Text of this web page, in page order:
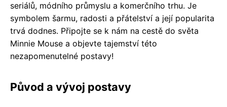
seriálů, módního průmyslu a komerčního trhu. Je
symbolem šarmu, radosti a přátelství a její popularita
trvá dodnes. Připojte se k nám na cestě do světa
Minnie Mouse a objevte tajemství této
nezapomenutelné postavy!
Původ a vývoj postavy